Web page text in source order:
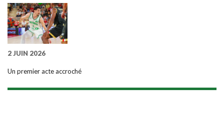
2 JUIN 2026
Un premier acte accroché